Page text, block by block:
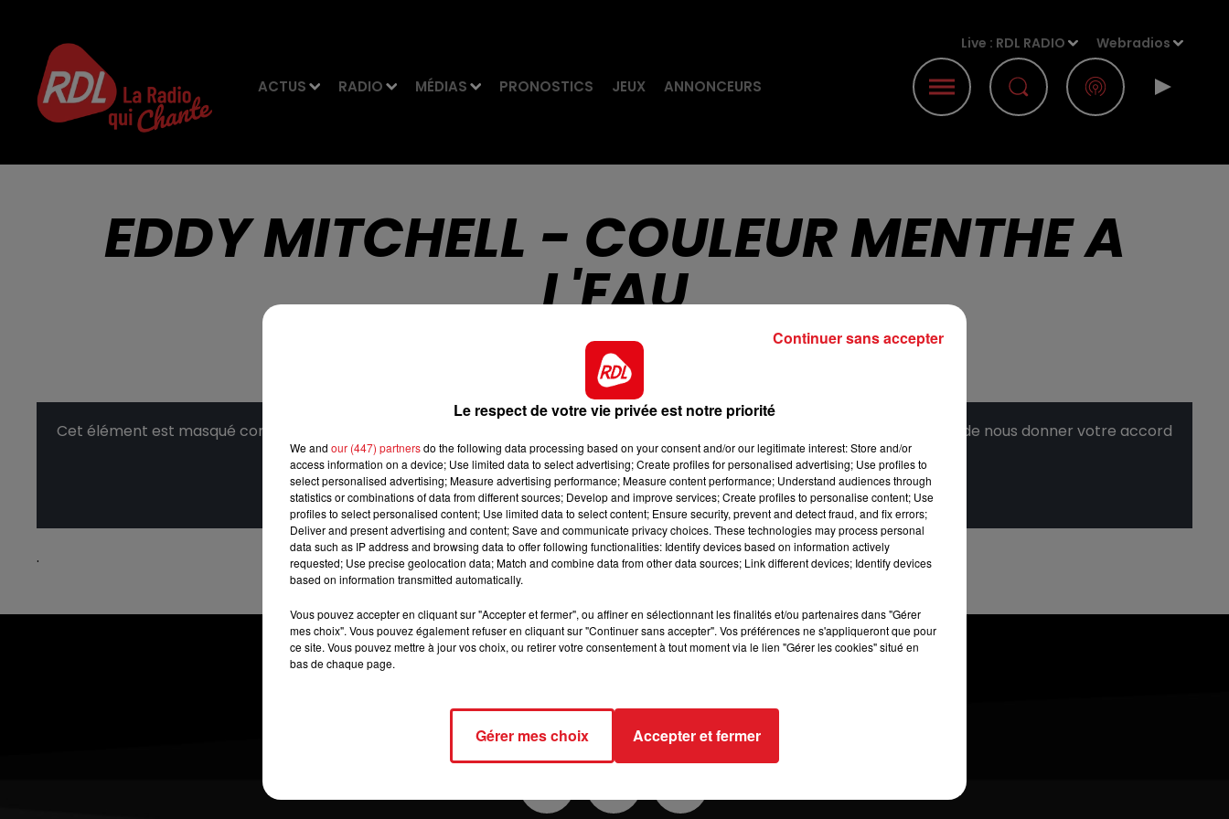
ACTUS RADIO MÉDIAS PRONOSTICS JEUX ANNONCEURS
Live : RDL RADIO Webradios
EDDY MITCHELL - COULEUR MENTHE A
L'EAU
Cet élément est masqué compte-tenu du refus du dépôt de cookies que vous avez exprimé. Si vous souhaitez l'afficher, merci de nous donner votre accord
en cliquant sur le bouton ci-dessous.
Afficher l'élément
.
MÉDIAS PRONOSTICS JEUX
Le respect de votre vie privée est notre priorité
We and our (447) partnersdo the following data processing based on your consent and/or our legitimate interest: Store and/or
access information on a device; Use limited data to select advertising; Create profiles for personalised advertising; Use profiles to
select personalised advertising; Measure advertising performance; Measure content performance; Understand audiences through
statistics or combinations of data from different sources; Develop and improve services; Create profiles to personalise content; Use
profiles to select personalised content; Use limited data to select content; Ensure security, prevent and detect fraud, and fix errors;
Deliver and present advertising and content; Save and communicate privacy choices. These technologies may process personal
data such as IP address and browsing data to offer following functionalities: Identify devices based on information actively
requested; Use precise geolocation data; Match and combine data from other data sources; Link different devices; Identify devices
based on information transmitted automatically.
Vous pouvez accepter en cliquant sur "Accepter et fermer", ou affiner en sélectionnant les finalités et/ou partenaires dans "Gérer
mes choix". Vous pouvez également refuser en cliquant sur "Continuer sans accepter". Vos préférences ne s'appliqueront que pour
ce site. Vous pouvez mettre à jour vos choix, ou retirer votre consentement à tout moment via le lien "Gérer les cookies" situé en
bas de chaque page.
Gérer mes choix Accepter et fermer
Continuer sans accepter